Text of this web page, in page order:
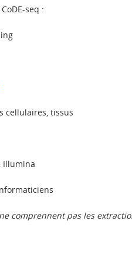
seq :
cellulaires, tissus
Illumina
pas les